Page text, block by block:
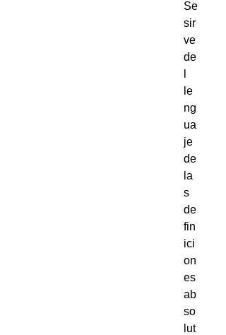
Se
sir
ve
de
le
ng
ua
je
de
la
s
de
fin
ici
on
es
ab
so
lut